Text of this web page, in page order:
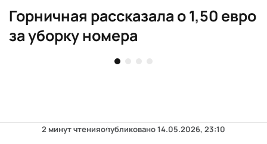
Горничная рассказала о 1,50 евро
за уборку номера
2 минут чтенияопубликовано14.05.2026, 23:10